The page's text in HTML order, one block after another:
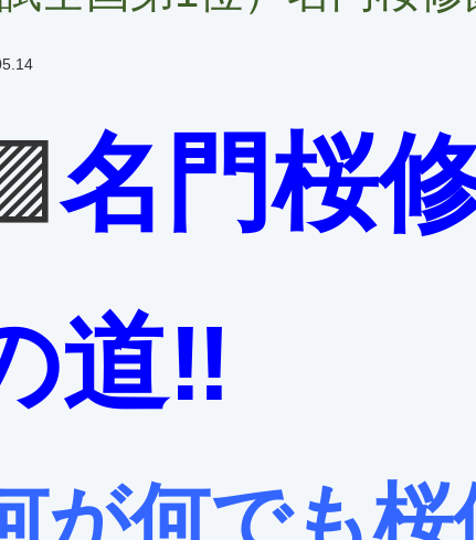
名門桜
道‼️
が何でも桜